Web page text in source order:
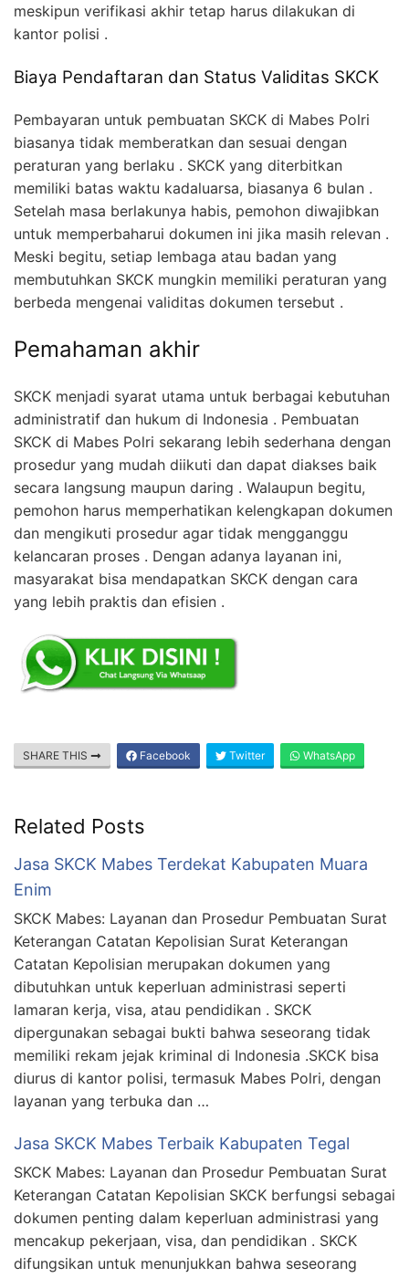
meskipun verifikasi akhir tetap harus dilakukan di
kantor polisi .
Biaya Pendaftaran dan Status Validitas SKCK
Pembayaran untuk pembuatan SKCK di Mabes Polri
biasanya tidak memberatkan dan sesuai dengan
peraturan yang berlaku . SKCK yang diterbitkan
memiliki batas waktu kadaluarsa, biasanya 6 bulan .
Setelah masa berlakunya habis, pemohon diwajibkan
untuk memperbaharui dokumen ini jika masih relevan .
Meski begitu, setiap lembaga atau badan yang
membutuhkan SKCK mungkin memiliki peraturan yang
berbeda mengenai validitas dokumen tersebut .
Pemahaman akhir
SKCK menjadi syarat utama untuk berbagai kebutuhan
administratif dan hukum di Indonesia . Pembuatan
SKCK di Mabes Polri sekarang lebih sederhana dengan
prosedur yang mudah diikuti dan dapat diakses baik
secara langsung maupun daring . Walaupun begitu,
pemohon harus memperhatikan kelengkapan dokumen
dan mengikuti prosedur agar tidak mengganggu
kelancaran proses . Dengan adanya layanan ini,
masyarakat bisa mendapatkan SKCK dengan cara
yang lebih praktis dan efisien .
SHARE THIS Facebook Twitter WhatsApp
Related Posts
Jasa SKCK Mabes Terdekat Kabupaten Muara
Enim
SKCK Mabes: Layanan dan Prosedur Pembuatan Surat
Keterangan Catatan Kepolisian Surat Keterangan
Catatan Kepolisian merupakan dokumen yang
dibutuhkan untuk keperluan administrasi seperti
lamaran kerja, visa, atau pendidikan . SKCK
dipergunakan sebagai bukti bahwa seseorang tidak
memiliki rekam jejak kriminal di Indonesia .SKCK bisa
diurus di kantor polisi, termasuk Mabes Polri, dengan
layanan yang terbuka dan …
Jasa SKCK Mabes Terbaik Kabupaten Tegal
SKCK Mabes: Layanan dan Prosedur Pembuatan Surat
Keterangan Catatan Kepolisian SKCK berfungsi sebagai
dokumen penting dalam keperluan administrasi yang
mencakup pekerjaan, visa, dan pendidikan . SKCK
difungsikan untuk menunjukkan bahwa seseorang